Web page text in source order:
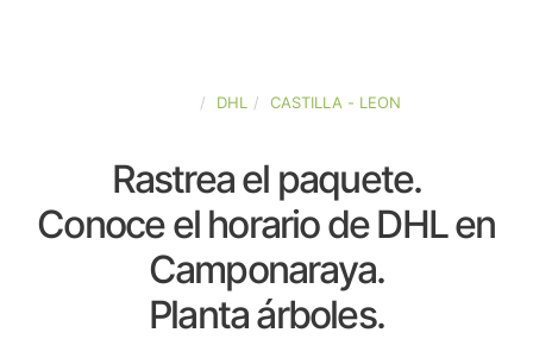
DHL CASTILLA - LEON
Rastrea el paquete.
Conoce el horario de DHL en
Camponaraya.
Planta árboles.